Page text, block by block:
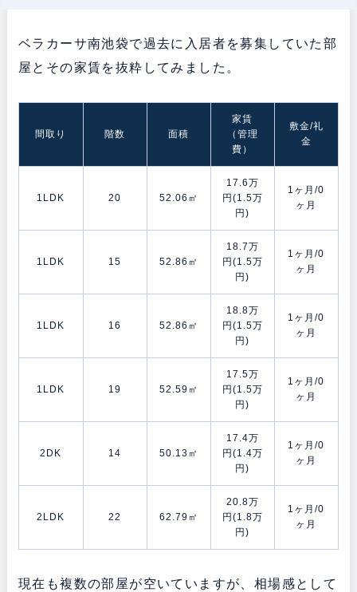
ベラカーサ南池袋で過去に入居者を募集していた部
屋とその家賃を抜粋してみました。
間取り 階数 面積
家賃
（管理
費）
敷金/礼
金
1LDK 20 52.06㎡
17.6万
円(1.5万
円)
1ヶ月/0
ヶ月
1LDK 15 52.86㎡
18.7万
円(1.5万
円)
1ヶ月/0
ヶ月
1LDK 16 52.86㎡
18.8万
円(1.5万
円)
1ヶ月/0
ヶ月
1LDK 19 52.59㎡
17.5万
円(1.5万
円)
1ヶ月/0
ヶ月
2DK 14 50.13㎡
17.4万
円(1.4万
円)
1ヶ月/0
ヶ月
2LDK 22 62.79㎡
20.8万
円(1.8万
円)
1ヶ月/0
ヶ月
現在も複数の部屋が空いていますが、相場感として